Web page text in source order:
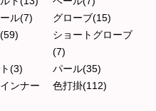
ル(7)
グローブ(15)
ショートグローブ
(7)
(3)
パール(35)
ンナー
色打掛(112)